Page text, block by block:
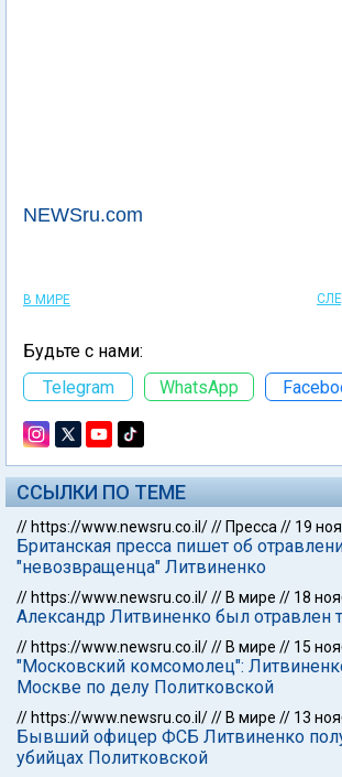
NEWSru.com
В МИРЕ
Будьте с нами:
Telegram
WhatsApp
ССЫЛКИ ПО ТЕМЕ
// https://www.newsru.co.il/// Пресса // 19
Британская пресса пишет об
"невозвращенца" Литвиненко
// https://www.newsru.co.il/// В мире // 18
Александр Литвиненко был отравлен
// https://www.newsru.co.il/// В мире // 15
"Московский комсомолец":
Москве по делу Политковской
// https://www.newsru.co.il/// В мире // 13
Бывший офицер ФСБ Литвиненко
убийцах Политковской